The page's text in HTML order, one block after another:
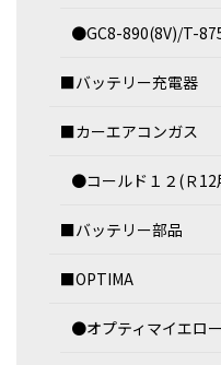
●GC8-890(8V)/T-
■バッテリー充電器
■カーエアコンガス
●コールド１２(Ｒ12
■バッテリー部品
■OPTIMA
●オプティマイエロー